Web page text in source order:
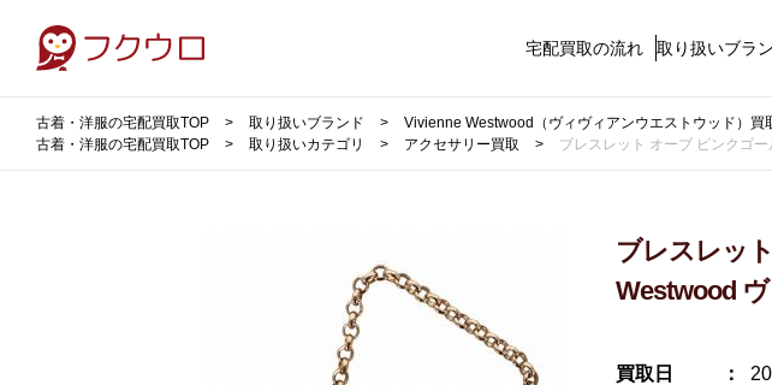
宅配買取の流れ 取り扱いブラ
古着・洋服の宅配買取TOP 取り扱いブランド Vivienne Westwood（ヴィヴィアンウエストウッド）買
古着・洋服の宅配買取TOP
取り扱いカテゴリ アクセサリー買取 ブレスレット オーブ ピンクゴ
ブレスレッ
Westwood
買取日